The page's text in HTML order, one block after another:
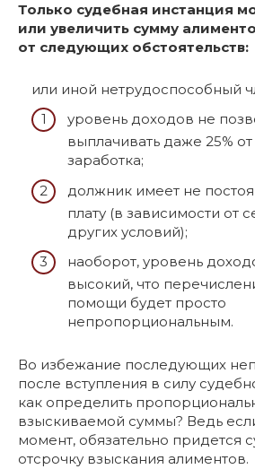
Только судебная инстанция
или увеличить сумму
от следующих обстоятельств:
или иной нетрудоспособный
уровень доходов не
выплачивать даже 25%
заработка;
должник имеет не
плату (в зависимости от
других условий);
наоборот, уровень
высокий, что
помощи будет просто
непропорциональным.
Во избежание последующих
после вступления в силу
как определить
взыскиваемой суммы? Ведь
момент, обязательно придется
отсрочку взыскания алиментов.